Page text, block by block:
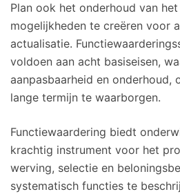
Plan ook het onderhoud van
mogelijkheden te creëren voor
actualisatie.
voldoen aan acht basiseisen,
aanpasbaarheid en
lange termijn te waarborgen.
Functiewaardering biedt
krachtig instrument voor het
werving, selectie en
systematisch functies te